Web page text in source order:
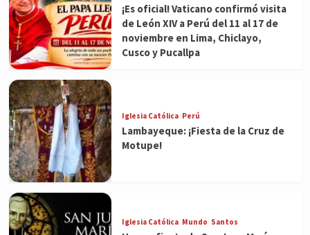
¡Es oficial! Vaticano confirmó visita
de León XIV a Perú del 11 al 17 de
noviembre en Lima, Chiclayo,
Cusco y Pucallpa
Iglesia Católica Perú
Lambayeque: ¡Fiesta de la Cruz de
Motupe!
Iglesia Católica Mundo Santos